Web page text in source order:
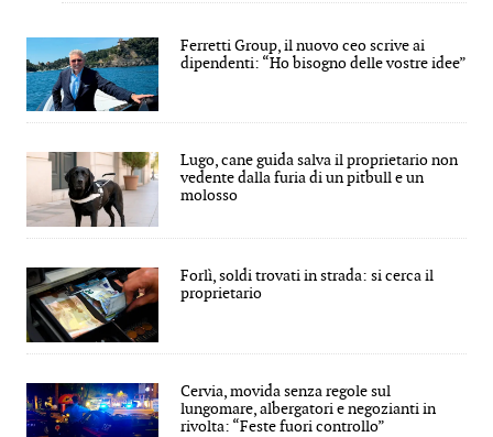
Ferretti Group, il nuovo ceo scrive ai
dipendenti: “Ho bisogno delle vostre idee”
Lugo, cane guida salva il proprietario non
vedente dalla furia di un pitbull e un
molosso
Forlì, soldi trovati in strada: si cerca il
proprietario
Cervia, movida senza regole sul
lungomare, albergatori e negozianti in
rivolta: “Feste fuori controllo”